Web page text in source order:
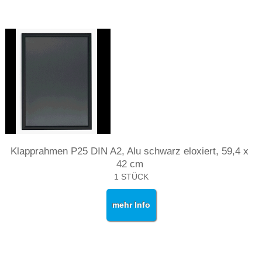
Klapprahmen P25 DIN A2, Alu schwarz eloxiert, 59,4 x
42 cm
1 STÜCK
mehr Info